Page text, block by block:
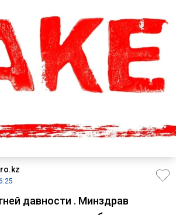
давности . Минздрав